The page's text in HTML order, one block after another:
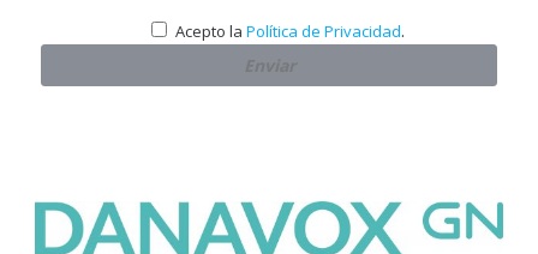
Acepto la Política de Privacidad.